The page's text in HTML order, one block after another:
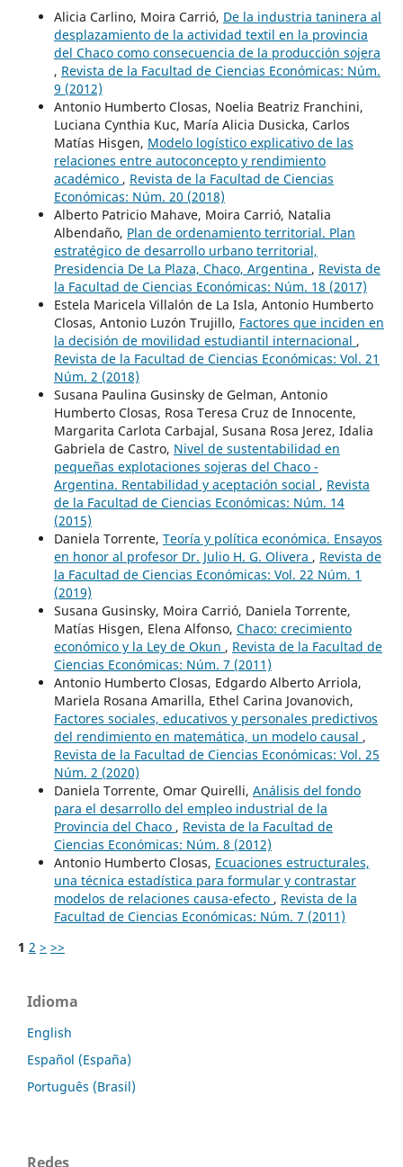
Alicia Carlino, Moira Carrió, De la industria taninera al
desplazamiento de la actividad textil en la provincia
del Chaco como consecuencia de la producción sojera
, Revista de la Facultad de Ciencias Económicas: Núm.
9 (2012)
Antonio Humberto Closas, Noelia Beatriz Franchini,
Luciana Cynthia Kuc, María Alicia Dusicka, Carlos
Matías Hisgen, Modelo logístico explicativo de las
relaciones entre autoconcepto y rendimiento
académico , Revista de la Facultad de Ciencias
Económicas: Núm. 20 (2018)
Alberto Patricio Mahave, Moira Carrió, Natalia
Albendaño, Plan de ordenamiento territorial. Plan
estratégico de desarrollo urbano territorial,
Presidencia De La Plaza, Chaco, Argentina , Revista de
la Facultad de Ciencias Económicas: Núm. 18 (2017)
Estela Maricela Villalón de La Isla, Antonio Humberto
Closas, Antonio Luzón Trujillo, Factores que inciden en
la decisión de movilidad estudiantil internacional ,
Revista de la Facultad de Ciencias Económicas: Vol. 21
Núm. 2 (2018)
Susana Paulina Gusinsky de Gelman, Antonio
Humberto Closas, Rosa Teresa Cruz de Innocente,
Margarita Carlota Carbajal, Susana Rosa Jerez, Idalia
Gabriela de Castro, Nivel de sustentabilidad en
pequeñas explotaciones sojeras del Chaco -
Argentina. Rentabilidad y aceptación social , Revista
de la Facultad de Ciencias Económicas: Núm. 14
(2015)
Daniela Torrente, Teoría y política económica. Ensayos
en honor al profesor Dr. Julio H. G. Olivera , Revista de
la Facultad de Ciencias Económicas: Vol. 22 Núm. 1
(2019)
Susana Gusinsky, Moira Carrió, Daniela Torrente,
Matías Hisgen, Elena Alfonso, Chaco: crecimiento
económico y la Ley de Okun , Revista de la Facultad de
Ciencias Económicas: Núm. 7 (2011)
Antonio Humberto Closas, Edgardo Alberto Arriola,
Mariela Rosana Amarilla, Ethel Carina Jovanovich,
Factores sociales, educativos y personales predictivos
del rendimiento en matemática, un modelo causal ,
Revista de la Facultad de Ciencias Económicas: Vol. 25
Núm. 2 (2020)
Daniela Torrente, Omar Quirelli, Análisis del fondo
para el desarrollo del empleo industrial de la
Provincia del Chaco , Revista de la Facultad de
Ciencias Económicas: Núm. 8 (2012)
Antonio Humberto Closas, Ecuaciones estructurales,
una técnica estadística para formular y contrastar
modelos de relaciones causa-efecto , Revista de la
Facultad de Ciencias Económicas: Núm. 7 (2011)
1 2 > >>
Idioma
English
Español (España)
Português (Brasil)
Redes